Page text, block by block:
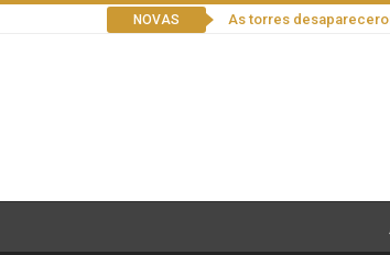
NOVAS As torres